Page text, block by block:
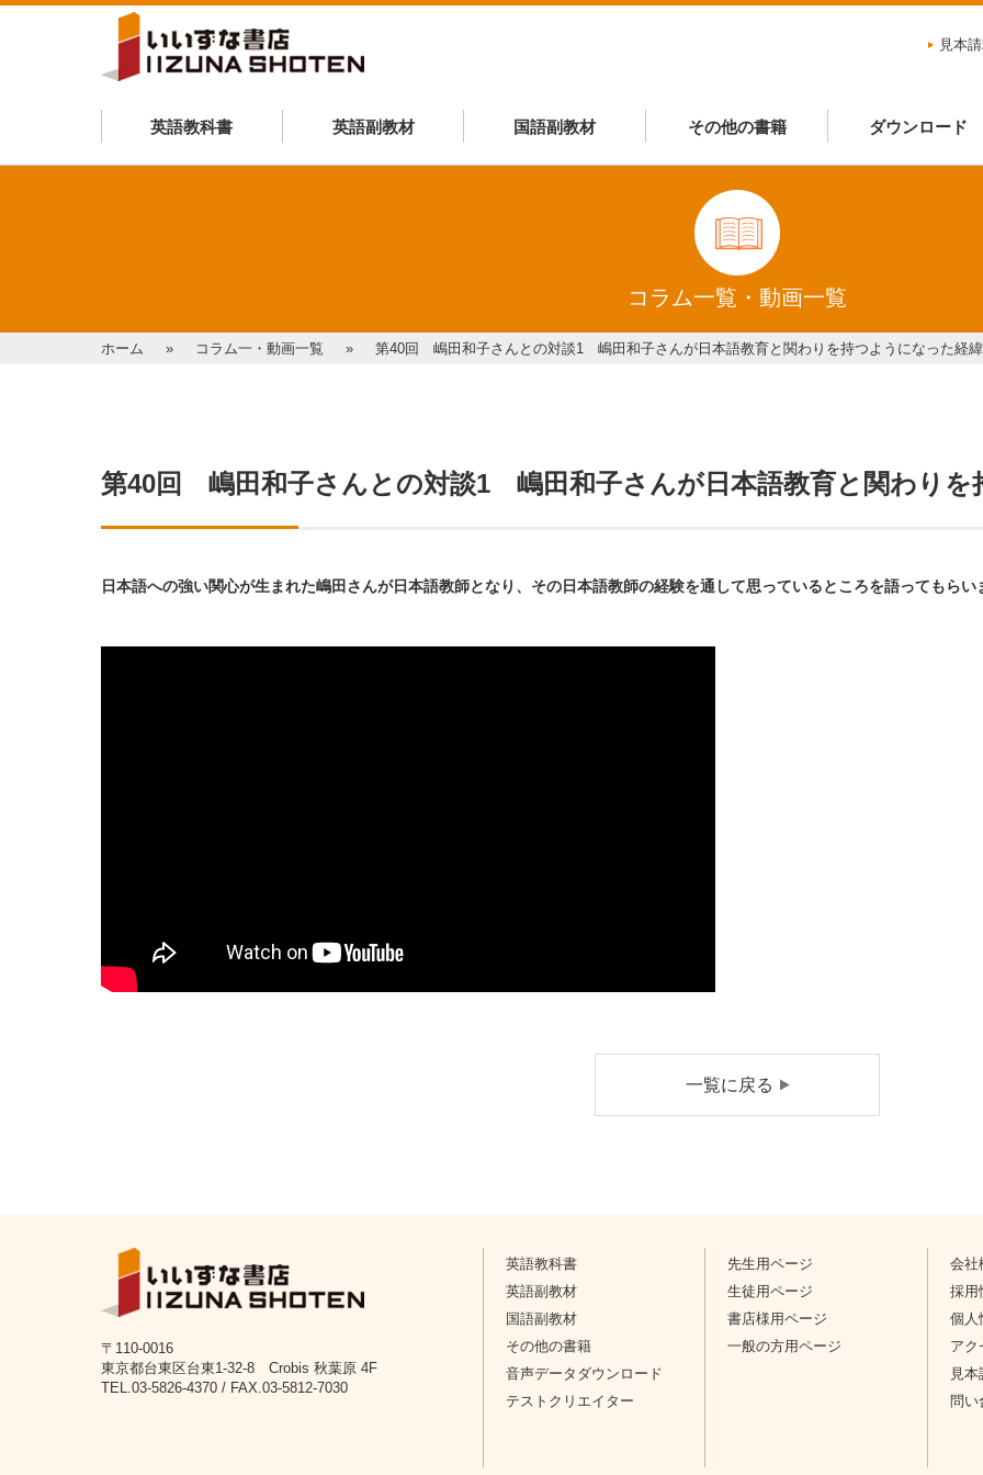
見本
英語教科書 英語副教材 国語副教材 その他の書籍 ダウンロード
コラム一覧・動画一覧
ホーム コラム一・動画一覧 第40回 嶋田和子さんとの対談1 嶋田和子さんが日本語教育と関わりを持つようになった経緯
第40回 嶋田和子さんとの対談1 嶋田和子さんが日本語教育と関わりを
日本語への強い関心が生まれた嶋田さんが日本語教師となり、その日本語教師の経験を通して思っているところを語ってもらい
一覧に戻る
〒110-0016
東京都台東区台東1-32-8 Crobis 秋葉原 4F
TEL.03-5826-4370 / FAX.03-5812-7030
英語教科書
英語副教材
国語副教材
その他の書籍
音声データダウンロード
テストクリエイター
先生用ページ
生徒用ページ
書店様用ページ
一般の方用ページ
会社
採用
個人
アク
見本
問い